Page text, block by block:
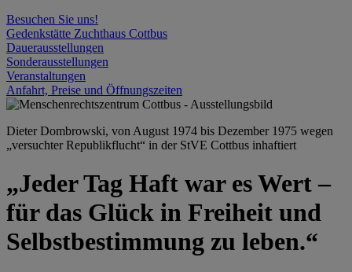
Besuchen Sie uns!
Gedenkstätte Zuchthaus Cottbus
Dauerausstellungen
Sonderausstellungen
Veranstaltungen
Anfahrt, Preise und Öffnungszeiten
Dieter Dombrowski, von August 1974 bis Dezember 1975 wegen
„versuchter Republikflucht“ in der StVE Cottbus inhaftiert
„Jeder Tag Haft war es Wert –
für das Glück in Freiheit und
Selbstbestimmung zu leben.“